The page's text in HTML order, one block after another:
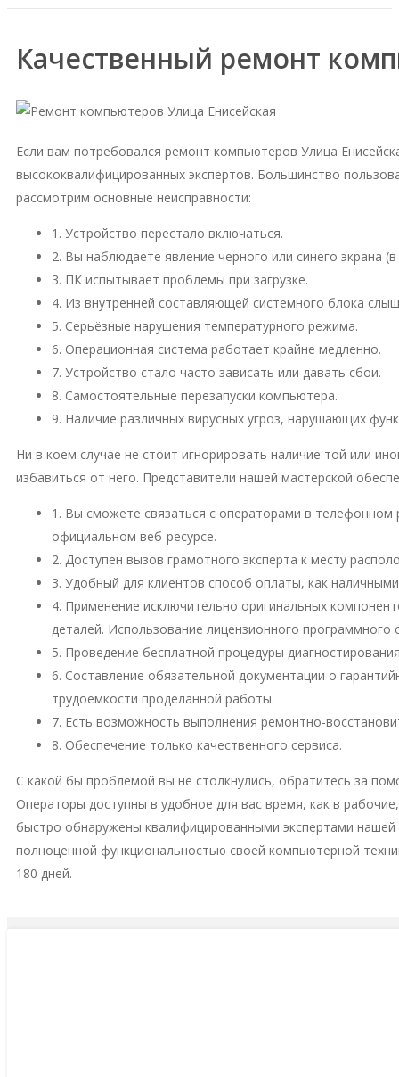
Качественный ремонт
Если вам потребовался ремонт компьютеров Улица
высококвалифицированных экспертов. Большинство
рассмотрим основные неисправности:
1. Устройство перестало включаться.
2. Вы наблюдаете явление черного или синего экрана
3. ПК испытывает проблемы при загрузке.
4. Из внутренней составляющей системного блока
5. Серьёзные нарушения температурного режима.
6. Операционная система работает крайне медленно.
7. Устройство стало часто зависать или давать сбои.
8. Самостоятельные перезапуски компьютера.
9. Наличие различных вирусных угроз, нарушающих
Ни в коем случае не стоит игнорировать наличие той или
избавиться от него. Представители нашей мастерской
1. Вы сможете связаться с операторами в
официальном веб-ресурсе.
2. Доступен вызов грамотного эксперта к месту
3. Удобный для клиентов способ оплаты, как
4. Применение исключительно оригинальных
деталей. Использование лицензионного
5. Проведение бесплатной процедуры
6. Составление обязательной документации о
трудоемкости проделанной работы.
7. Есть возможность выполнения ремонтно-
8. Обеспечение только качественного сервиса.
С какой бы проблемой вы не столкнулись, обратитесь за
Операторы доступны в удобное для вас время, как в
быстро обнаружены квалифицированными экспертами
полноценной функциональностью своей компьютерной
180 дней.